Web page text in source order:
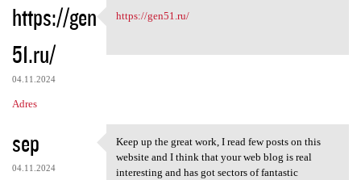
https://gen
51.ru/
04.11.2024
Adres
https://gen51.ru/
https://gen51.ru/
sep
04.11.2024
Keep up the great work, I
Keep up the great work, I read few posts on this
website and I think that your web blog is real
interesting and has got sectors of fantastic